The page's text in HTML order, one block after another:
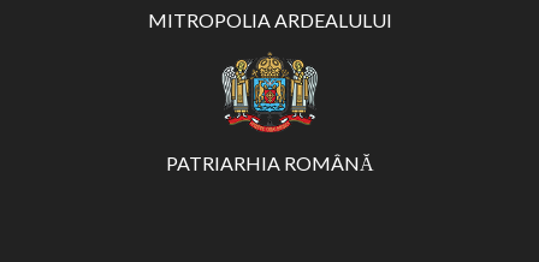
MITROPOLIA ARDEALULUI
PATRIARHIA ROMÂNĂ